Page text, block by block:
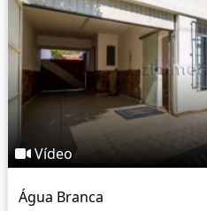
Vídeo
Água Branca